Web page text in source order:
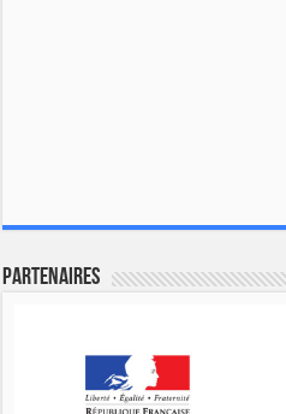
Partenaires